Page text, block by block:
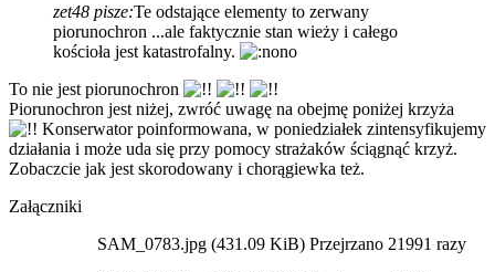
zet48 pisze:Te odstające elementy to zerwany
piorunochron ...ale faktycznie stan wieży i całego
kościoła jest katastrofalny.
To nie jest piorunochron
Piorunochron jest niżej, zwróć uwagę na obejmę poniżej krzyża
Konserwator poinformowana, w poniedziałek zintensyfikujemy
działania i może uda się przy pomocy strażaków ściągnąć krzyż.
Zobaczcie jak jest skorodowany i chorągiewka też.
Załączniki
SAM_0783.jpg (431.09 KiB) Przejrzano 21991 razy